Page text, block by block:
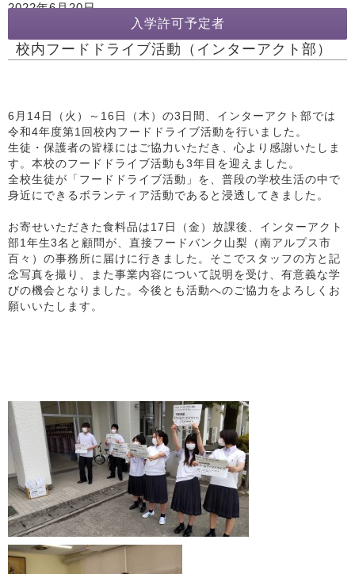
入学許可予定者
2022年6月20日
インターアクト部
校内フードドライブ活動（インターアクト部）
6月14日（火）～16日（木）の3日間、インターアクト部では
令和4年度第1回校内フードドライブ活動を行いました。
生徒・保護者の皆様にはご協力いただき、心より感謝いたしま
す。本校のフードドライブ活動も3年目を迎えました。
全校生徒が「フードドライブ活動」を、普段の学校生活の中で
身近にできるボランティア活動であると浸透してきました。
お寄せいただきた食料品は17日（金）放課後、インターアクト
部1年生3名と顧問が、直接フードバンク山梨（南アルプス市
百々）の事務所に届けに行きました。そこでスタッフの方と記
念写真を撮り、また事業内容について説明を受け、有意義な学
びの機会となりました。今後とも活動へのご協力をよろしくお
願いいたします。